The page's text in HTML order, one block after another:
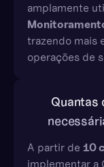
amplamente
trazendo mais
operações de
Quantas
A partir de 10
implementar a